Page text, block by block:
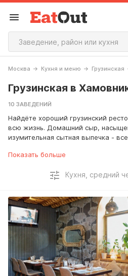
Москва Кухня и меню Грузинская
Грузинская в
10 ЗАВЕДЕНИЙ
Найдёте хороший грузинский
всю жизнь. Домашний сыр,
изумительная сытная выпечка -
чахохбили, сациви, чашушули,
Показать больше
Кухня, средний